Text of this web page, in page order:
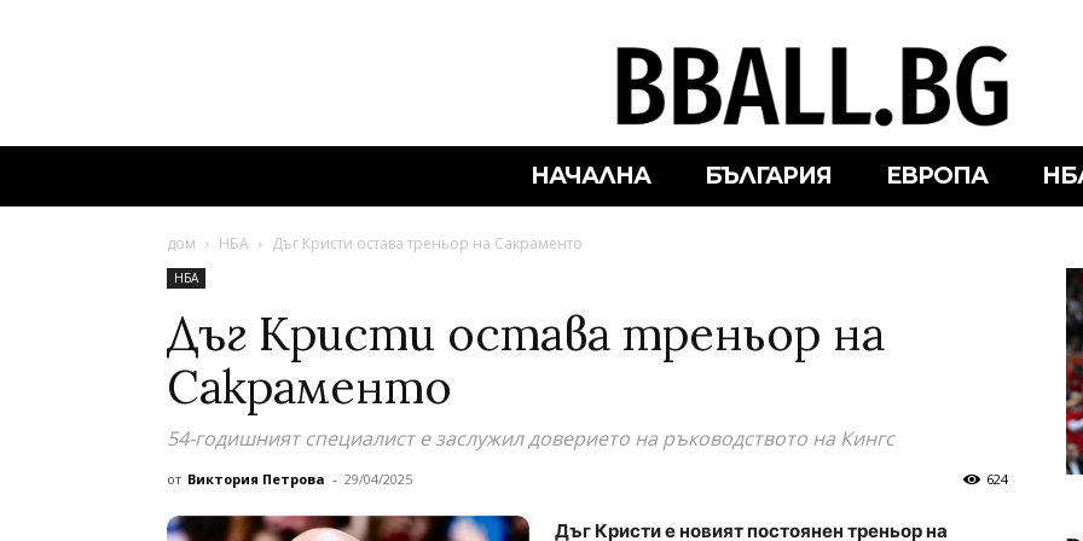
НАЧАЛНА БЪЛГАРИЯ ЕВРОПА
дом НБА Дъг Кристи остава треньор на Сакраменто
НБА
Дъг Кристи остава треньор на
Сакраменто
54-годишният специалист е заслужил доверието на ръководството на Кингс
от Виктория Петрова - 29/04/2025 624
Дъг Кристи е новият постоянен треньор на